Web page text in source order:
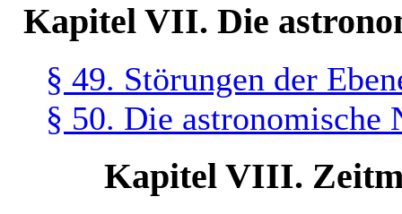
Kapitel VII. Die
§ 49. Störungen der
§ 50. Die astronomische
Kapitel VIII.